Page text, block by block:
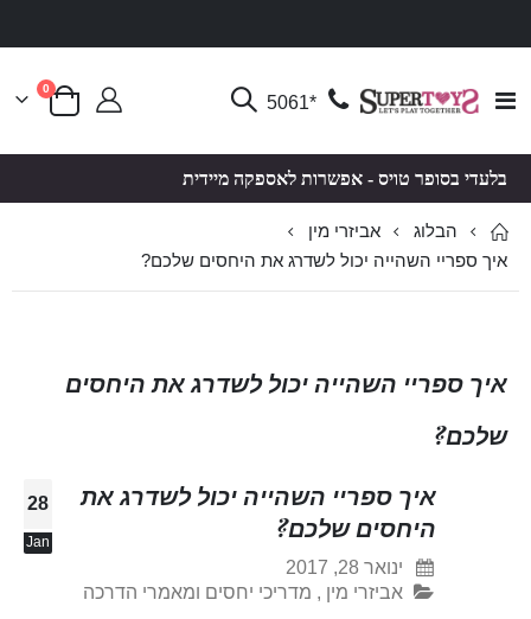
Toggle
*5061 סל קניות
0פריטים
בלעדי בסופר טויס - אפשרות לאספקה מיידית
הבלוג
אביזרי מין
איך ספריי השהייה יכול לשדרג את היחסים שלכם?
איך ספריי השהייה יכול לשדרג את היחסים
שלכם?
28
Jan
איך ספריי השהייה יכול לשדרג את
היחסים שלכם?
ינואר 28, 2017
אביזרי מין , מדריכי יחסים ומאמרי הדרכה